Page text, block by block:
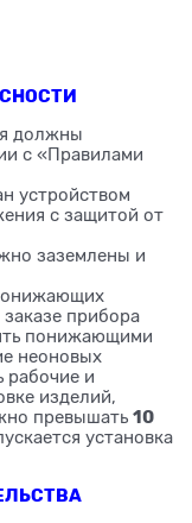
должны
с «Правилами
устройством
с защитой от
заземлены и
прибора
понижающими
неоновых
рабочие и
изделий,
превышать 10
установка